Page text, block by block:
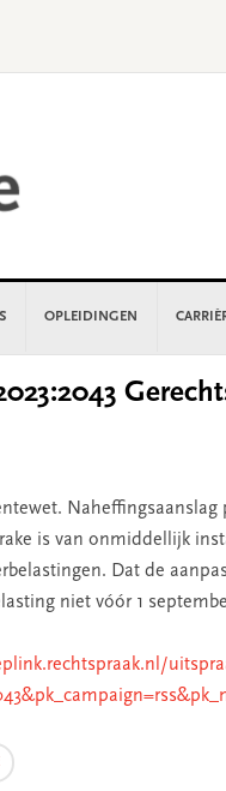
OPLEIDINGEN
is van onmiddellijk
Dat de
niet vóór 1